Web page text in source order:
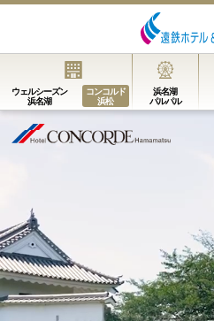
ウェルシーズン
浜名湖
コンコルド
浜松
浜名湖
パルパル